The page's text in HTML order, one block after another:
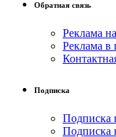
Обратная связь
Реклама
Реклама в
Подписка
Подписка
Подписка